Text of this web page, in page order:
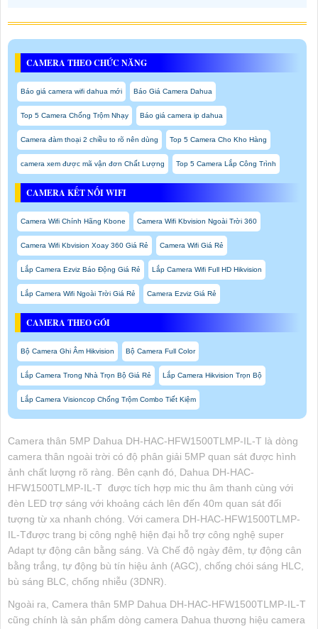
CAMERA THEO CHỨC NĂNG
Báo giá camera wifi dahua mới Báo Giá Camera Dahua
Top 5 Camera Chống Trộm Nhạy Báo giá camera ip dahua
Camera đàm thoại 2 chiều to rõ nên dùng Top 5 Camera Cho Kho Hàng
camera xem được mã vận đơn Chất Lượng Top 5 Camera Lắp Công Trình
CAMERA KẾT NỐI WIFI
Camera Wifi Chính Hãng Kbone Camera Wifi Kbvision Ngoài Trời 360
Camera Wifi Kbvision Xoay 360 Giá Rẻ Camera Wifi Giá Rẻ
Lắp Camera Ezviz Báo Động Giá Rẻ Lắp Camera Wifi Full HD Hikvision
Lắp Camera Wifi Ngoài Trời Giá Rẻ Camera Ezviz Giá Rẻ
CAMERA THEO GÓI
Bộ Camera Ghi Âm Hikvision Bộ Camera Full Color
Lắp Camera Trong Nhà Trọn Bộ Giá Rẻ Lắp Camera Hikvision Trọn Bộ
Lắp Camera Visioncop Chống Trộm Combo Tiết Kiệm
Camera thân 5MP Dahua DH-HAC-HFW1500TLMP-IL-T là dòng
camera thân ngoài trời có độ phân giải 5MP quan sát được hình
ảnh chất lượng rõ ràng. Bên cạnh đó, Dahua DH-HAC-
HFW1500TLMP-IL-T được tích hợp mic thu âm thanh cùng với
đèn LED trợ sáng với khoảng cách lên đến 40m quan sát đối
tượng từ xa nhanh chóng. Với camera DH-HAC-HFW1500TLMP-
IL-Tđược trang bị công nghệ hiện đại hỗ trợ công nghệ super
Adapt tự động cân bằng sáng. Và Chế độ ngày đêm, tự động cân
bằng trắng, tự động bù tín hiệu ảnh (AGC), chống chói sáng HLC,
bù sáng BLC, chống nhiễu (3DNR).
Ngoài ra, Camera thân 5MP Dahua DH-HAC-HFW1500TLMP-IL-T
cũng chính là sản phẩm dòng camera Dahua thương hiệu camera